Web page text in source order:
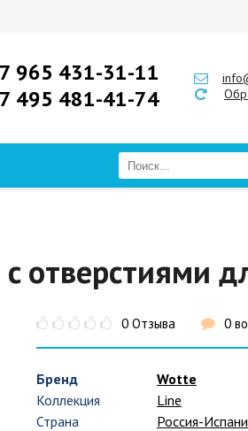
965 431-31-11
495 481-41-74
отверстиями
0 Отзыва 0
Бренд
Wotte
Коллекция
Line
Страна
Россия-